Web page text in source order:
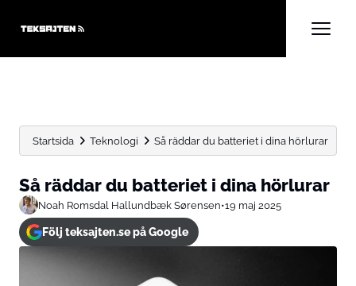
Startsida Teknologi Så räddar du batteriet i dina hörlurar
Så räddar du batteriet i dina hörlurar
Noah Romsdal Hallundbæk Sørensen•19 maj 2025
Följ teksajten.se på Google